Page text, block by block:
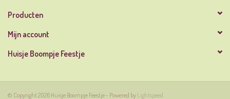
Producten
Mijn account
Huisje Boompje Feestje
© Copyright 2026 Huisje Boompje Feestje - Powered by Lightspeed